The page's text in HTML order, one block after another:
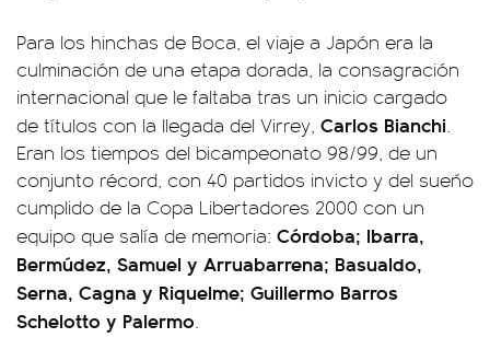
Para los hinchas de Boca, el viaje a Japón era la
culminación de una etapa dorada, la consagración
internacional que le faltaba tras un inicio cargado
de títulos con la llegada del Virrey, Carlos Bianchi.
Eran los tiempos del bicampeonato 98/99, de un
conjunto récord, con 40 partidos invicto y del sueño
cumplido de la Copa Libertadores 2000 con un
equipo que salía de memoria: Córdoba; Ibarra,
Bermúdez, Samuel y Arruabarrena; Basualdo,
Serna, Cagna y Riquelme; Guillermo Barros
Schelotto y Palermo.